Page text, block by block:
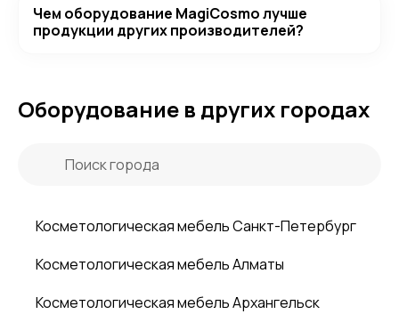
Чем оборудование MagiCosmo лучше
продукции других производителей?
Оборудование в других городах
Косметологическая мебель Санкт-Петербург
Косметологическая мебель Алматы
Косметологическая мебель Архангельск